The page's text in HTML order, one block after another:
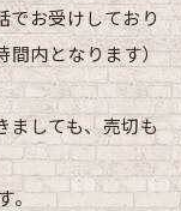
でお受けしており
間内となります）
ましても、売切も
。